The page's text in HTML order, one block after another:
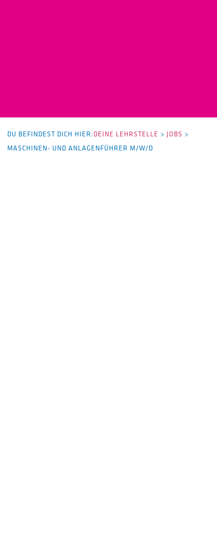
DU BEFINDEST DICH HIER:DEINE LEHRSTELLE > JOBS >
MASCHINEN- UND ANLAGENFÜHRER M/W/D